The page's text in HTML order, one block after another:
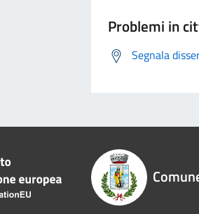
Problemi in
Segnala